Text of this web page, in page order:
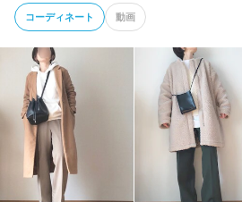
コーディネート 動画